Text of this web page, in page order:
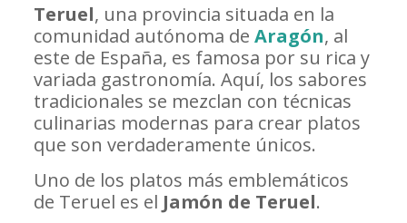
Teruel, una provincia situada en la
comunidad autónoma de Aragón, al
este de España, es famosa por su rica y
variada gastronomía. Aquí, los sabores
tradicionales se mezclan con técnicas
culinarias modernas para crear platos
que son verdaderamente únicos.
Uno de los platos más emblemáticos
de Teruel es el Jamón de Teruel.